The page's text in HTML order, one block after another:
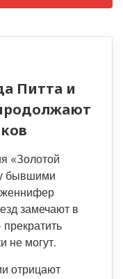
Питта и
«Золотой
бывшими
замечают в
не могут.
отрицают